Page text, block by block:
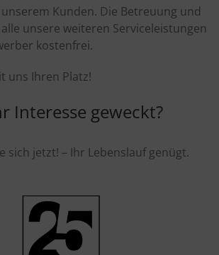
Kunden. Die Betreuung und
unsere weiteren Serviceleistungen
kostenfrei.
uns Ihren Platz!
Interesse geweckt?
sich jetzt! – Ihr Lebenslauf genügt.